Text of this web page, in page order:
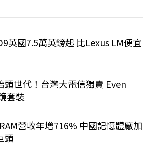
英國7.5萬英鎊起 比Lexus LM便宜
頭世代！台灣大電信獨賣 Even
套裝
營收年增716% 中國記憶體廠加
頭